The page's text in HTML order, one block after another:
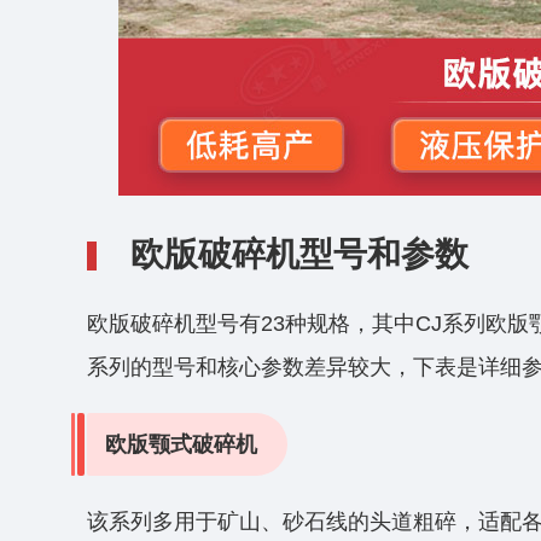
欧版破碎机型号和参数
欧版破碎机型号有23种规格，其中CJ系列欧
系列的型号和核心参数差异较大，下表是详细
欧版颚式破碎机
该系列多用于矿山、砂石线的头道粗碎，适配